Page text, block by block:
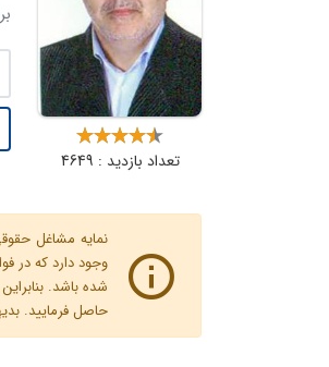
تعداد بازدید : 4649
نمایه مشاغل
وجود دارد که
شده باشد.
حاصل فرمایید.